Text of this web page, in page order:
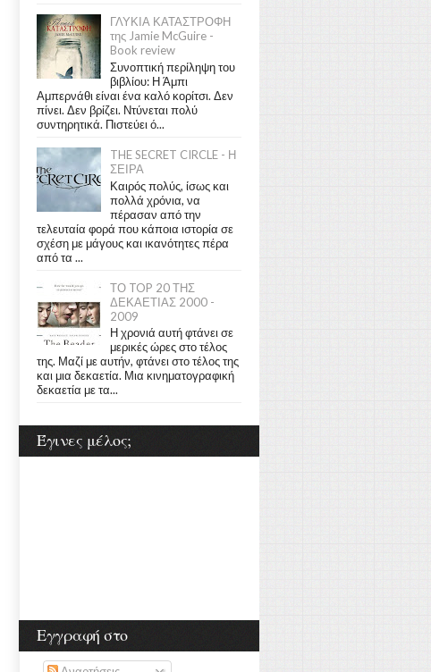
ΓΛΥΚΙΑ ΚΑΤΑΣΤΡΟΦΗ
της Jamie McGuire -
Book review
Συνοπτική περίληψη του
βιβλίου: Η Άμπι
Αμπερνάθι είναι ένα καλό κορίτσι. Δεν
πίνει. Δεν βρίζει. Ντύνεται πολύ
συντηρητικά. Πιστεύει ό...
THE SECRET CIRCLE - Η
ΣΕΙΡΑ
Καιρός πολύς, ίσως και
πολλά χρόνια, να
πέρασαν από την
τελευταία φορά που κάποια ιστορία σε
σχέση με μάγους και ικανότητες πέρα
από τα ...
ΤΟ TOP 20 ΤΗΣ
ΔΕΚΑΕΤΙΑΣ 2000 -
2009
Η χρονιά αυτή φτάνει σε
μερικές ώρες στο τέλος
της. Μαζί με αυτήν, φτάνει στο τέλος της
και μια δεκαετία. Μια κινηματογραφική
δεκαετία με τα...
Έγινες μέλος;
Εγγραφή στο